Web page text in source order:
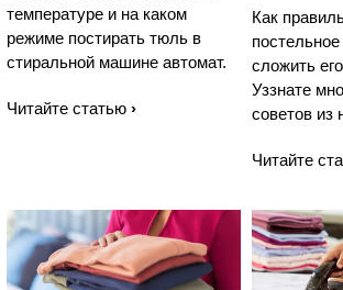
температуре и на каком
режиме постирать тюль в
стиральной машине автомат.
Читайте статью
Как
сложить
Уззнате
советов из
Читайте